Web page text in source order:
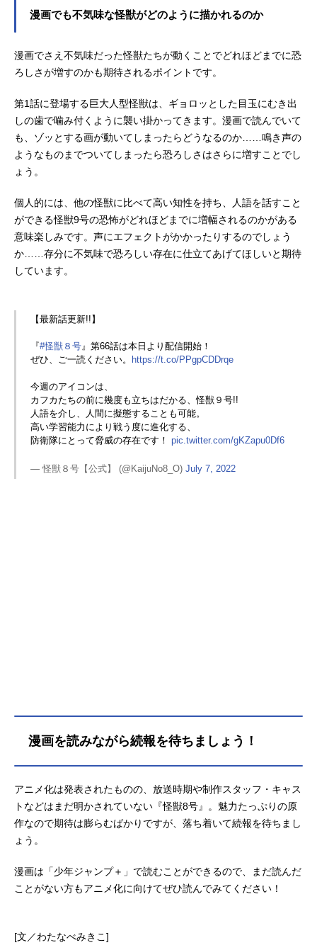
漫画でも不気味な怪獣がどのように描かれるのか
漫画でさえ不気味だった怪獣たちが動くことでどれほどまでに恐
ろしさが増すのかも期待されるポイントです。
第1話に登場する巨大人型怪獣は、ギョロッとした目玉にむき出
しの歯で噛み付くように襲い掛かってきます。漫画で読んでいて
も、ゾッとする画が動いてしまったらどうなるのか……鳴き声の
ようなものまでついてしまったら恐ろしさはさらに増すことでし
ょう。
個人的には、他の怪獣に比べて高い知性を持ち、人語を話すこと
ができる怪獣9号の恐怖がどれほどまでに増幅されるのかがある
意味楽しみです。声にエフェクトがかかったりするのでしょう
か……存分に不気味で恐ろしい存在に仕立てあげてほしいと期待
しています。
【最新話更新!!】
『#怪獣８号』第66話は本日より配信開始！
ぜひ、ご一読ください。
https://t.co/PPgpCDDrqe
今週のアイコンは、
カフカたちの前に幾度も立ちはだかる、怪獣９号!!
人語を介し、人間に擬態することも可能。
高い学習能力により戦う度に進化する、
防衛隊にとって脅威の存在です！ pic.twitter.com/gKZapu0Df6
— 怪獣８号【公式】 (@KaijuNo8_O) July 7, 2022
漫画を読みながら続報を待ちましょう！
アニメ化は発表されたものの、放送時期や制作スタッフ・キャス
トなどはまだ明かされていない『怪獣8号』。魅力たっぷりの原
作なので期待は膨らむばかりですが、落ち着いて続報を待ちまし
ょう。
漫画は「少年ジャンプ＋」で読むことができるので、まだ読んだ
ことがない方もアニメ化に向けてぜひ読んでみてください！
[文／わたなべみきこ]